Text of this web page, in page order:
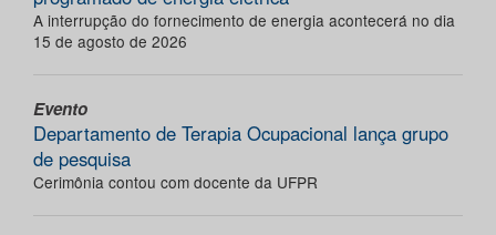
A interrupção do fornecimento de energia acontecerá no dia
15 de agosto de 2026
Evento
Departamento de Terapia Ocupacional lança grupo
de pesquisa
Cerimônia contou com docente da UFPR